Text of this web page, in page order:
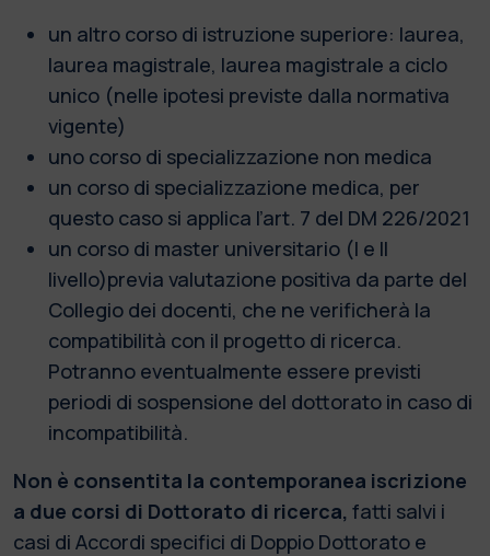
un altro corso di istruzione superiore: laurea,
laurea magistrale, laurea magistrale a ciclo
unico (nelle ipotesi previste dalla normativa
vigente)
uno corso di specializzazione non medica
un corso di specializzazione medica, per
questo caso si applica l’art. 7 del DM 226/2021
un corso di master universitario (I e II
livello)previa valutazione positiva da parte del
Collegio dei docenti, che ne verificherà la
compatibilità con il progetto di ricerca.
Potranno eventualmente essere previsti
periodi di sospensione del dottorato in caso di
incompatibilità.
Non è consentita la contemporanea iscrizione
a due corsi di Dottorato di ricerca, fatti salvi i
casi di Accordi specifici di Doppio Dottorato e